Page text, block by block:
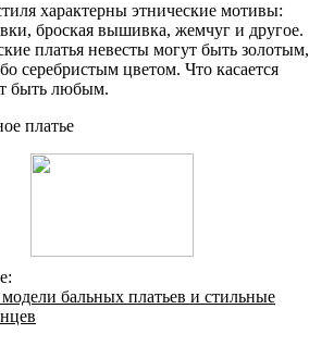
характерны этнические мотивы:
броская вышивка, жемчуг и другое.
платья невесты могут быть золотым,
серебристым цветом. Что касается
быть любым.
платье
бальных платьев и стильные